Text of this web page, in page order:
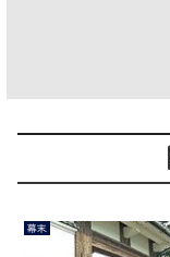
幕末